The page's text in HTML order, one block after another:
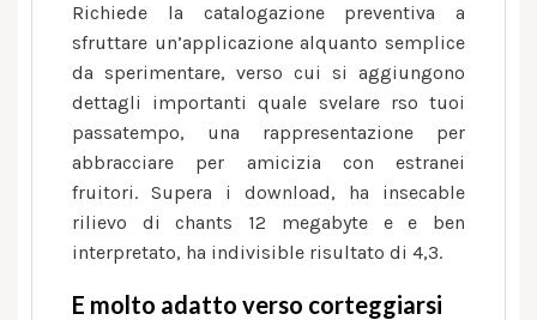
Richiede la catalogazione preventiva a
sfruttare un’applicazione alquanto semplice
da sperimentare, verso cui si aggiungono
dettagli importanti quale svelare rso tuoi
passatempo, una rappresentazione per
abbracciare per amicizia con estranei
fruitori. Supera i download, ha insecable
rilievo di chants 12 megabyte e e ben
interpretato, ha indivisible risultato di 4,3.
E molto adatto verso corteggiarsi